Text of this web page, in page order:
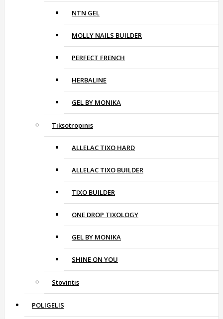
NTN GEL
MOLLY NAILS BUILDER
PERFECT FRENCH
HERBALINE
GEL BY MONIKA
Tiksotropinis
ALLELAC TIXO HARD
ALLELAC TIXO BUILDER
TIXO BUILDER
ONE DROP TIXOLOGY
GEL BY MONIKA
SHINE ON YOU
Stovintis
POLIGELIS